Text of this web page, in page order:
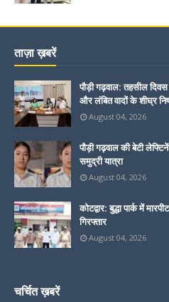
ताज़ा ख़बरें
पौड़ी गढ़वाल: तहसील
और लंबित वादों के शीघ्र
August 04, 2026
पौड़ी गढ़वाल की बेटी
समुद्री यात्रा
August 04, 2026
कोटद्वार: बुद्धा पार्क में
गिरफ्तार
August 04, 2026
चर्चित ख़बरें